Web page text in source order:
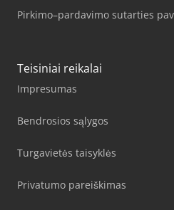
Pirkimo–pardavimo sutarties
Teisiniai reikalai
Impresumas
Bendrosios sąlygos
Turgavietės taisyklės
Privatumo pareiškimas